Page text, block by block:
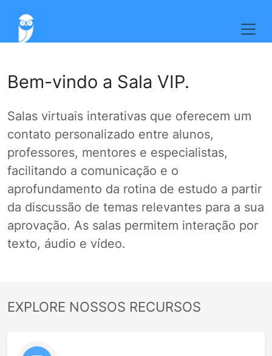
Bem-vindo a Sala VIP.
Salas virtuais interativas que oferecem um
contato personalizado entre alunos,
professores, mentores e especialistas,
facilitando a comunicação e o
aprofundamento da rotina de estudo a partir
da discussão de temas relevantes para a sua
aprovação. As salas permitem interação por
texto, áudio e vídeo.
EXPLORE NOSSOS RECURSOS